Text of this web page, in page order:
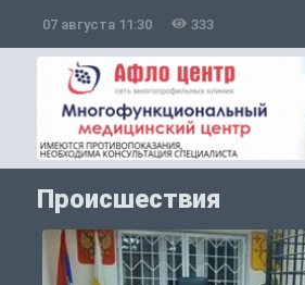
07 августа 11:30 333
Происшествия